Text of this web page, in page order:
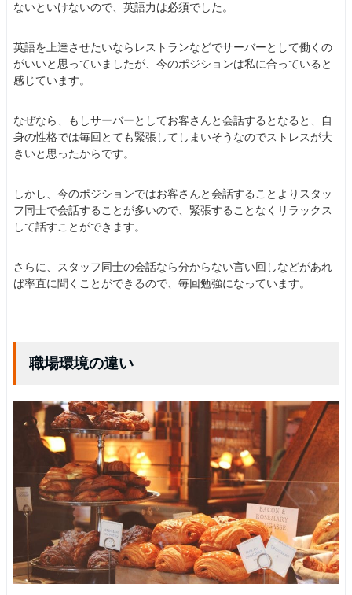
ないといけないので、英語力は必須でした。
英語を上達させたいならレストランなどでサーバーとして働くの
がいいと思っていましたが、今のポジションは私に合っていると
感じています。
なぜなら、もしサーバーとしてお客さんと会話するとなると、自
身の性格では毎回とても緊張してしまいそうなのでストレスが大
きいと思ったからです。
しかし、今のポジションではお客さんと会話することよりスタッ
フ同士で会話することが多いので、緊張することなくリラックス
して話すことができます。
さらに、スタッフ同士の会話なら分からない言い回しなどがあれ
ば率直に聞くことができるので、毎回勉強になっています。
職場環境の違い